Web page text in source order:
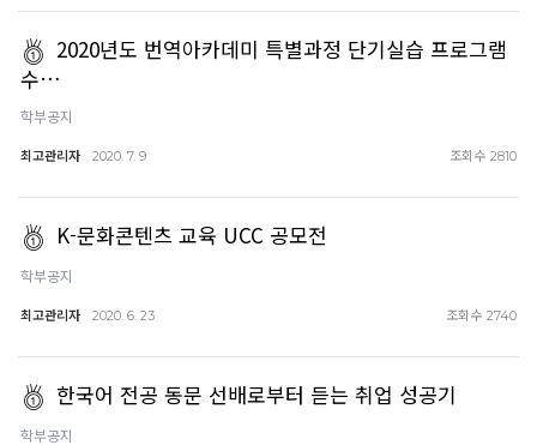
2020년도 번역아카데미 특별과정 단기실습 프로그램
수…
학부공지
최고관리자 2020. 7. 9 조회수 2810
K-문화콘텐츠 교육 UCC 공모전
학부공지
최고관리자 2020. 6. 23 조회수 2740
한국어 전공 동문 선배로부터 듣는 취업 성공기
학부공지